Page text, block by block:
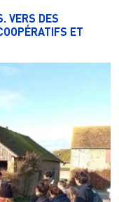
VERS DES
ET